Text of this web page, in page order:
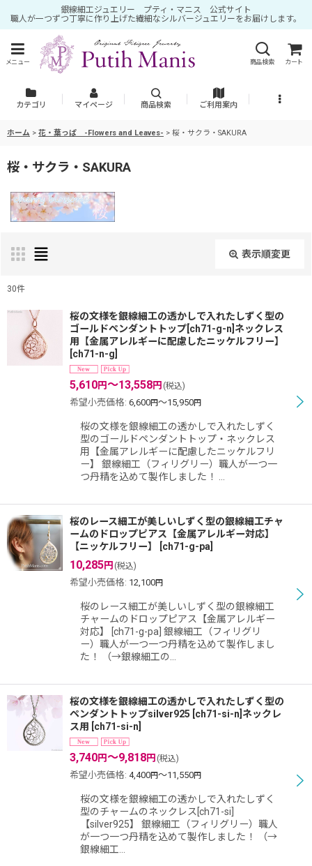
銀線細工ジュエリー プティ・マニス 公式サイト
職人が一つずつ丁寧に作り上げた繊細なシルバージュエリーをお届けします。
メニュー 商品検索 カート
カテゴリ マイページ 商品検索 ご利用案内
ホーム > 花・葉っぱ -Flowers and Leaves- > 桜・サクラ・SAKURA
桜・サクラ・SAKURA
表示順変更
表示数
並び順
絞り込む
30件
桜の文様を銀線細工の透かしで入れたしずく型の
ゴールドペンダントトップ[ch71-g-n]ネックレス
用【金属アレルギーに配慮したニッケルフリー】
ch71-n-g
5,610円～13,558円 (税込)
希望小売価格: 6,600円～15,950円
桜の文様を銀線細工の透かしで入れたしずく
型のゴールドペンダントトップ・ネックレス
用【金属アレルギーに配慮したニッケルフリ
ー】 銀線細工（フィリグリー）職人が一つ一
つ丹精を込めて製作しました！ …
桜のレース細工が美しいしずく型の銀線細工チャ
ームのドロップピアス【金属アレルギー対応】
【ニッケルフリー】
ch71-g-pa
10,285円 (税込)
希望小売価格: 12,100円
桜のレース細工が美しいしずく型の銀線細工
チャームのドロップピアス【金属アレルギー
対応】 [ch71-g-pa] 銀線細工（フィリグリ
ー）職人が一つ一つ丹精を込めて製作しまし
た！ （→銀線細工の…
桜の文様を銀線細工の透かしで入れたしずく型の
ペンダントトップsilver925 [ch71-si-n]ネックレ
ス用 ch71-si-n
3,740円～9,818円 (税込)
希望小売価格: 4,400円～11,550円
桜の文様を銀線細工の透かしで入れたしずく
型のチャームのネックレス[ch71-si]
【silver925】 銀線細工（フィリグリー）職人
が一つ一つ丹精を込めて製作しました！ （→
銀線細工…